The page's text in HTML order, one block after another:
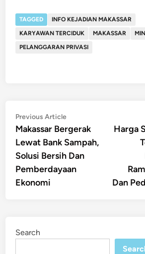
TAGGED
INFO KEJADIAN MAKASSAR
KARYAWAN TERCIDUK
MAKASSAR
PELANGGARAN PRIVASI
Post
navigation
Previous ArticlePrevious
article:
Makassar Bergerak
Lewat Bank Sampah,
Solusi Bersih Dan
Pemberdayaan
Ekonomi
Harga
Dan
Search